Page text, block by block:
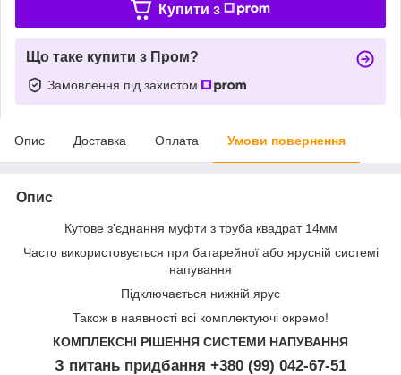
Купити з
Що таке купити з Пром?
Замовлення під захистом
Опис Доставка Оплата Умови повернення
Опис
Кутове з'єднання муфти з труба квадрат 14мм
Часто використовується при батарейної або ярусній системі
напування
Підключається нижній ярус
Також в наявності всі комплектуючі окремо!
КОМПЛЕКСНІ РІШЕННЯ СИСТЕМИ НАПУВАННЯ
З питань придбання +380 (99) 042-67-51